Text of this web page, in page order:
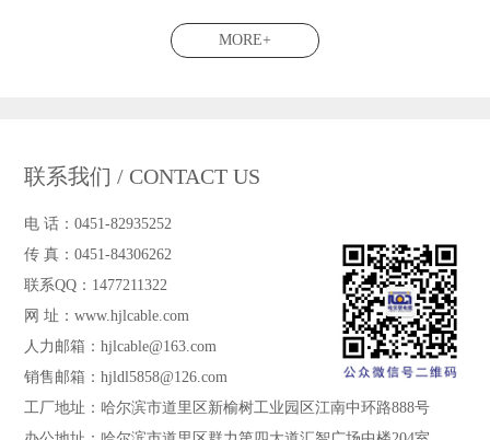
MORE+
联系我们 / CONTACT US
电 话：0451-82935252
传 真：0451-84306262
联系QQ：1477211322
网 址：www.hjlcable.com
人力邮箱：hjlcable@163.com
销售邮箱：hjldl5858@126.com
工厂地址：哈尔滨市道里区新榆树工业园区江南中环路888号